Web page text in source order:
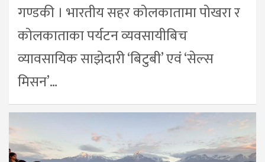
गण्डकी । भारतीय सहर कोलकातामा पोखरा र
कोलकाताका पर्यटन व्यवसायीबिच
व्यावसायिक साझेदारी ‘बिटुबी’ एवं ‘सेल्स
मिसन’…